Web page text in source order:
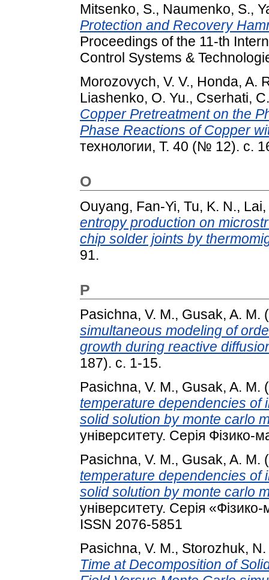
Mitsenko, S., Naumenko, S.,
Protection and Recovery
Proceedings of the 11-th
Control Systems &
Morozovych, V. V., Honda, A.
Liashenko, O. Yu., Cserhati, С.
Copper Pretreatment on the
Phase Reactions of Copper
технологии, Т. 40 (№ 12). с.
O
Ouyang, Fan-Yi, Tu, K. N.,
entropy production on
chip solder joints by
91.
P
Pasichna, V. M., Gusak, A. M.
simultaneous modeling of
growth during reactive
187). с. 1-15.
Pasichna, V. M., Gusak, A. M.
temperature dependencies of
solid solution by monte carlo
університету. Серія
Pasichna, V. M., Gusak, A. M.
temperature dependencies of
solid solution by monte carlo
університету. Серія
ISSN 2076-5851
Pasichna, V. M., Storozhuk, N.
Time at Decomposition of